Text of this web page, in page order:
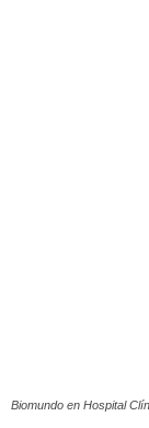
Biomundo en Hospital